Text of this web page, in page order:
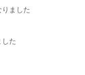
ました
た